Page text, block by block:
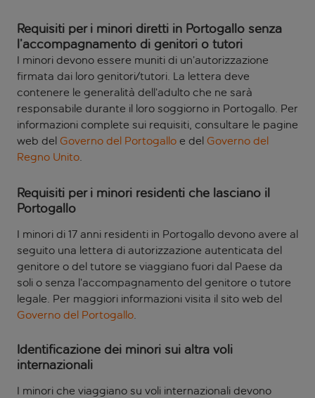
Requisiti per i minori diretti in Portogallo senza
l’accompagnamento di genitori o tutori
I minori devono essere muniti di un’autorizzazione
firmata dai loro genitori/tutori. La lettera deve
contenere le generalità dell’adulto che ne sarà
responsabile durante il loro soggiorno in Portogallo. Per
informazioni complete sui requisiti, consultare le pagine
web del Governo del Portogallo e del Governo del
Regno Unito.
Requisiti per i minori residenti che lasciano il
Portogallo
I minori di 17 anni residenti in Portogallo devono avere al
seguito una lettera di autorizzazione autenticata del
genitore o del tutore se viaggiano fuori dal Paese da
soli o senza l’accompagnamento del genitore o tutore
legale. Per maggiori informazioni visita il sito web del
Governo del Portogallo.
Identificazione dei minori sui altra voli
internazionali
I minori che viaggiano su voli internazionali devono